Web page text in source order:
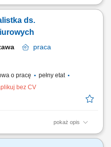
realizowanie strategii
w do potrzeb klientów;
i planowanie
ds.
praca
o pracę
pełny etat
bez CV
pokaż opis
w codziennej